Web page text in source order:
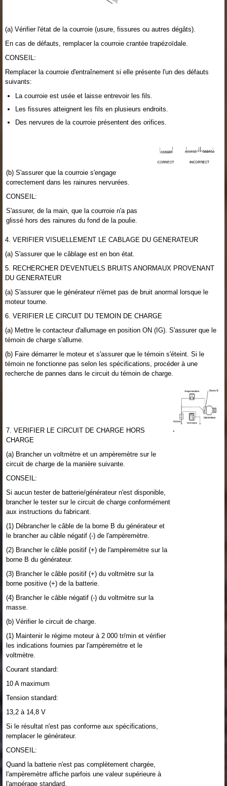
(a) Vérifier l'état de la courroie (usure, fissures ou autres dégâts).
En cas de défauts, remplacer la courroie crantée trapézoïdale.
CONSEIL:
Remplacer la courroie d'entraînement si elle présente l'un des défauts
suivants:
La courroie est usée et laisse entrevoir les fils.
Les fissures atteignent les fils en plusieurs endroits.
Des nervures de la courroie présentent des orifices.
(b) S'assurer que la courroie s'engage
correctement dans les rainures nervurées.
CONSEIL:
S'assurer, de la main, que la courroie n'a pas
glissé hors des rainures du fond de la poulie.
4. VERIFIER VISUELLEMENT LE CABLAGE DU GENERATEUR
(a) S'assurer que le câblage est en bon état.
5. RECHERCHER D'EVENTUELS BRUITS ANORMAUX PROVENANT
DU GENERATEUR
(a) S'assurer que le générateur n'émet pas de bruit anormal lorsque le
moteur tourne.
6. VERIFIER LE CIRCUIT DU TEMOIN DE CHARGE
(a) Mettre le contacteur d'allumage en position ON (IG). S'assurer que le
témoin de charge s'allume.
(b) Faire démarrer le moteur et s'assurer que le témoin s'éteint. Si le
témoin ne fonctionne pas selon les spécifications, procéder à une
recherche de pannes dans le circuit du témoin de charge.
7. VERIFIER LE CIRCUIT DE CHARGE HORS
CHARGE
(a) Brancher un voltmètre et un ampèremètre sur le
circuit de charge de la manière suivante.
CONSEIL:
Si aucun tester de batterie/générateur n'est disponible,
brancher le tester sur le circuit de charge conformément
aux instructions du fabricant.
(1) Débrancher le câble de la borne B du générateur et
le brancher au câble négatif (-) de l'ampèremètre.
(2) Brancher le câble positif (+) de l'ampèremètre sur la
borne B du générateur.
(3) Brancher le câble positif (+) du voltmètre sur la
borne positive (+) de la batterie.
(4) Brancher le câble négatif (-) du voltmètre sur la
masse.
(b) Vérifier le circuit de charge.
(1) Maintenir le régime moteur à 2 000 tr/min et vérifier
les indications fournies par l'ampèremètre et le
voltmètre.
Courant standard:
10 A maximum
Tension standard:
13,2 à 14,8 V
Si le résultat n'est pas conforme aux spécifications,
remplacer le générateur.
CONSEIL:
Quand la batterie n'est pas complètement chargée,
l'ampèremètre affiche parfois une valeur supérieure à
l'ampérage standard.